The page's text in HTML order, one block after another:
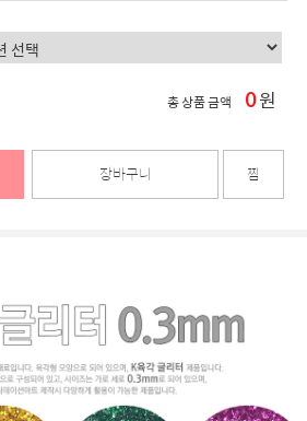
총 상품 금액 0원
장바구니 찜